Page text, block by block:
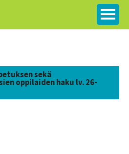
sekä
oppilaiden haku lv. 26-